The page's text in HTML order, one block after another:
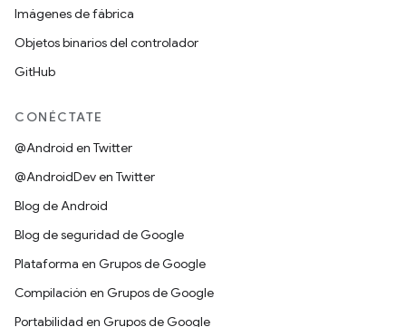
Imágenes de fábrica
Objetos binarios del controlador
GitHub
CONÉCTATE
@Android en Twitter
@AndroidDev en Twitter
Blog de Android
Blog de seguridad de Google
Plataforma en Grupos de Google
Compilación en Grupos de Google
Portabilidad en Grupos de Google